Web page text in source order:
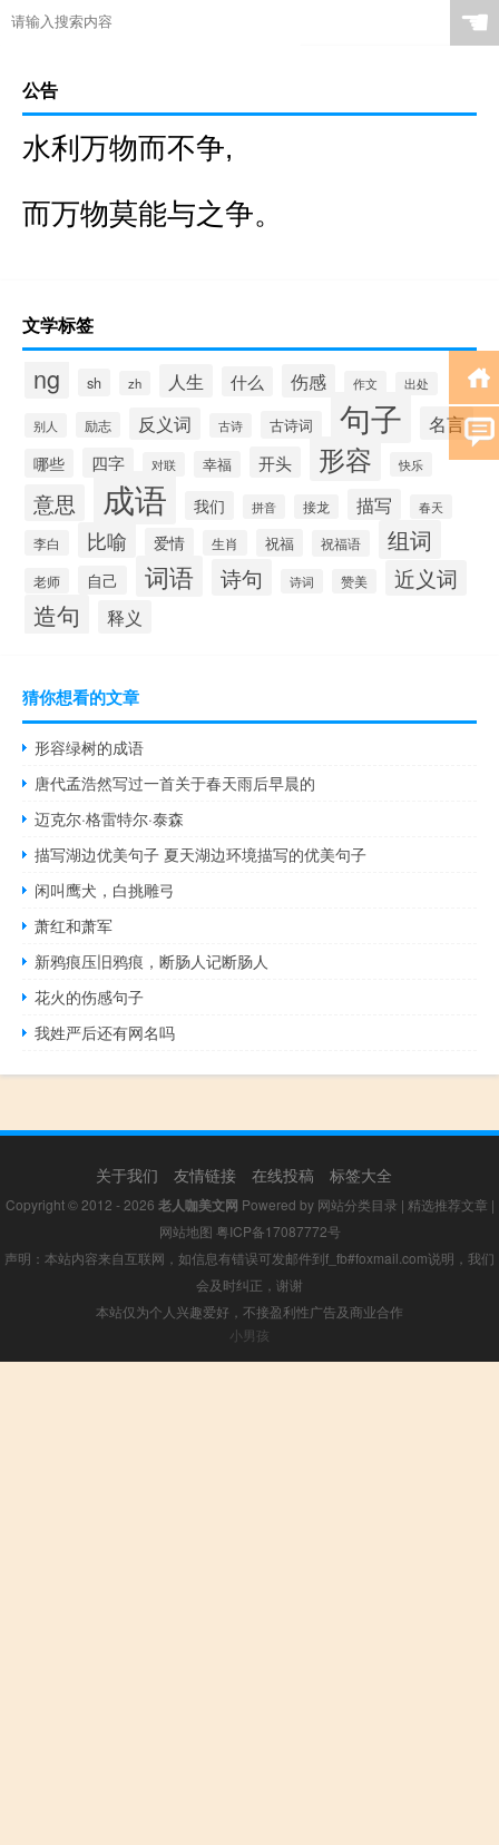
☚
公告
水利万物而不争,
而万物莫能与之争。
文学标签
ng sh zh 人生 什么 伤感 作文 出处
别人 励志 反义词 古诗 古诗词 句子 名言
哪些 四字 对联 幸福 开头 形容 快乐
意思 成语 我们 拼音 接龙 描写 春天
李白 比喻 爱情 生肖 祝福 祝福语 组词
老师 自己 词语 诗句 诗词 赞美 近义词
造句 释义
猜你想看的文章
形容绿树的成语
唐代孟浩然写过一首关于春天雨后早晨的
迈克尔·格雷特尔·泰森
描写湖边优美句子 夏天湖边环境描写的优美句子
闲叫鹰犬，白挑雕弓
萧红和萧军
新鸦痕压旧鸦痕，断肠人记断肠人
花火的伤感句子
我姓严后还有网名吗
关于我们 友情链接 在线投稿 标签大全
Copyright © 2012 - 2026 老人咖美文网 Powered by 网站分类目录 | 精选推荐文章 |
网站地图 粤ICP备17087772号
声明：本站内容来自互联网，如信息有错误可发邮件到f_fb#foxmail.com说明，我们
会及时纠正，谢谢
本站仅为个人兴趣爱好，不接盈利性广告及商业合作
小男孩